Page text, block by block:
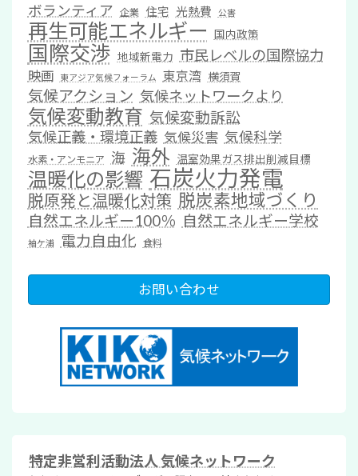
ボランティア 企業 住宅 光熱費 公害
再生可能エネルギー 国内政策
国際交渉 地域新電力 市民レベルの国際協力
映画 東アジア気候フォーラム 東京湾 横須賀
気候アクション 気候ネットワークより
気候変動教育 気候変動訴訟
気候正義・環境正義 気候災害 気候科学
水素・アンモニア 海 海外 温室効果ガス排出削減目標
温暖化の影響 石炭火力発電
脱原発と温暖化対策 脱炭素地域づくり
自然エネルギー100％ 自然エネルギー学校
袖ケ浦 電力自由化 食料
お問い合わせ
特定非営利活動法人 気候ネットワーク